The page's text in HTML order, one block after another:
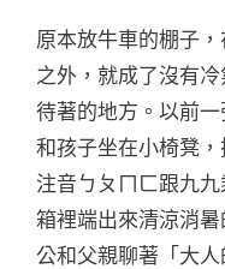
原本放牛車的棚子
之外，就成了沒有
待著的地方。以前
和孩子坐在小椅凳
注音ㄅㄆㄇㄈ跟九
箱裡端出來清涼消
公和父親聊著「大